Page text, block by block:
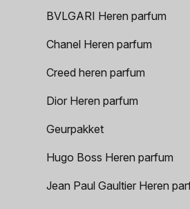
BVLGARI Heren parfum
Chanel Heren parfum
Creed heren parfum
Dior Heren parfum
Geurpakket
Hugo Boss Heren parfum
Jean Paul Gaultier Heren